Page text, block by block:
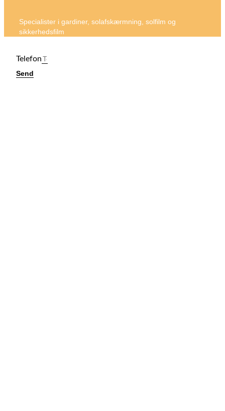
Specialister i gardiner, solafskærmning, solfilm og
sikkerhedsfilm
Telefon
Send